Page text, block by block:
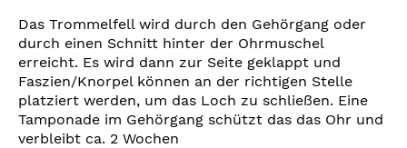
Das Trommelfell wird durch den Gehörgang oder
durch einen Schnitt hinter der Ohrmuschel
erreicht. Es wird dann zur Seite geklappt und
Faszien/Knorpel können an der richtigen Stelle
platziert werden, um das Loch zu schließen. Eine
Tamponade im Gehörgang schützt das das Ohr und
verbleibt ca. 2 Wochen